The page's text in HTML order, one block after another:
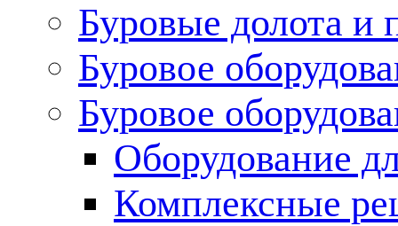
Буровые долота и
Буровое
Буровое
Оборудование
Комплексные